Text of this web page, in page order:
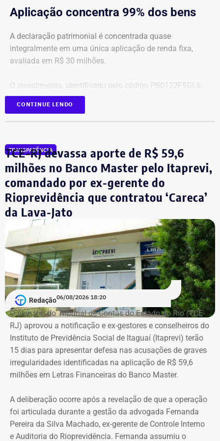
Aplicação concentra 99% dos bens
A declaração patrimonial é concentrada quase
integralmente em uma única aplicação de renda fixa,
avaliada em R$ 30 milhões.
O investimento, identificado pelo código PB0122F5GL6,
representa cerca de 99,2% de todo o patrimônio
incluem aplicações de renda fixa em diferentes
instituições financeiras, além de um depósito bancário no
valor de R$ 0,01.
Empresário do setor de seguros
De acordo com os dados do registro de candidatura, Alex
Melim nasceu no Rio de Janeiro em 2 de junho de 1976, é
casado, possui ensino médio completo e declarou exercer
a profissão de empresário.
Em documento de consulta pública da Casa da Moeda do
Brasil, Alex Ofredi Melim aparece como representante da
Melim Corretora de Seguros Ltda., empresa que atua no
setor de seguros e planos de saúde.
CONTINUE LENDO
TRANSPARÊNCIA
TCE-RJ devassa aporte de R$ 59,6
milhões no Banco Master pelo Itaprevi,
comandado por ex-gerente do
Rioprevidência que contratou ‘Careca’
da Lava-Jato
Redação06/08/2026 18:20
O plenário do Tribunal de Contas do Estado do Rio (TCE-
RJ) aprovou a notificação e ex-gestores e conselheiros do
Instituto de Previdência Social de Itaguaí (Itaprevi) terão
15 dias para apresentar defesa nas acusações de graves
irregularidades identificadas na aplicação de R$ 59,6
milhões em Letras Financeiras do Banco Master.
A deliberação ocorre após a revelação de que a operação
foi articulada durante a gestão da advogada Fernanda
Pereira da Silva Machado, ex-gerente de Controle Interno
e Auditoria do Rioprevidência. Fernanda assumiu o